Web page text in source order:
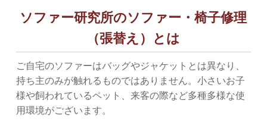
ソファー研究所のソファー・椅子修理
（張替え）とは
ご自宅のソファーはバッグやジャケットとは異なり、
持ち主のみが触れるものではありません。小さいお子
様や飼われているペット、来客の際など多種多様な使
用環境がございます。